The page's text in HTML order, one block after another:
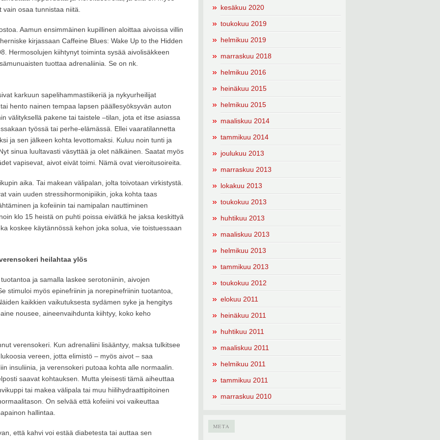
osaa tunnistaa niitä.
Aamun ensimmäinen kupillinen aloittaa aivoissa villin
kirjassaan Caffeine Blues: Wake Up to the Hidden
Hermosolujen kiihtynyt toiminta sysää aivolisäkkeen
tuottaa adrenaliinia. Se on nk.
karkuun sapelihammastiikeriä ja nykyurheilijat
hento nainen tempaa lapsen päällesyöksyvän auton
välityksellä pakene tai taistele –tilan, jota et itse asiassa
työssä tai perhe-elämässä. Ellei vaaratilannetta
ja sen jälkeen kohta levottomaksi. Kuluu noin tunti ja
sinua luultavasti väsyttää ja olet nälkäinen. Saatat myös
vapisevat, aivot eivät toimi. Nämä ovat vieroitusoireita.
aika. Tai makean välipalan, jolta toivotaan virkistystä.
vain uuden stressihormonipiikin, joka kohta taas
ja kofeiinin tai namipalan nauttiminen
klo 15 heistä on puhti poissa eivätkä he jaksa keskittyä
koskee käytännössä kehon joka solua, vie toistuessaan
heilahtaa ylös
ja samalla laskee serotoniinin, aivojen
stimuloi myös epinefriinin ja norepinefriinin tuotantoa,
kaikkien vaikutuksesta sydämen syke ja hengitys
nousee, aineenvaihdunta kiihtyy, koko keho
verensokeri. Kun adrenaliini lisääntyy, maksa tulkitsee
vereen, jotta elimistö – myös aivot – saa
insuliinia, ja verensokeri putoaa kohta alle normaalin.
saavat kohtauksen. Mutta yleisesti tämä aiheuttaa
tai makea välipala tai muu hiilihydraattipitoinen
On selvää että kofeiini voi vaikeuttaa
hallintaa.
että kahvi voi estää diabetesta tai auttaa sen
kesäkuu 2020
toukokuu 2019
helmikuu 2019
marraskuu 2018
helmikuu 2016
heinäkuu 2015
helmikuu 2015
maaliskuu 2014
tammikuu 2014
joulukuu 2013
marraskuu 2013
lokakuu 2013
toukokuu 2013
huhtikuu 2013
maaliskuu 2013
helmikuu 2013
tammikuu 2013
toukokuu 2012
elokuu 2011
heinäkuu 2011
huhtikuu 2011
maaliskuu 2011
helmikuu 2011
tammikuu 2011
marraskuu 2010
META